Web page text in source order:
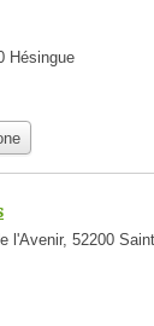
Hésingue
l'Avenir, 52200